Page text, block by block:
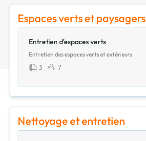
Espaces verts et paysagers
Entretien d'espaces verts
Entretien des espaces verts et extérieurs
3 7
Nettoyage et entretien